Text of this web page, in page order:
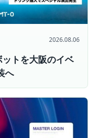
2026.08.06
トを大阪のイベ
へ